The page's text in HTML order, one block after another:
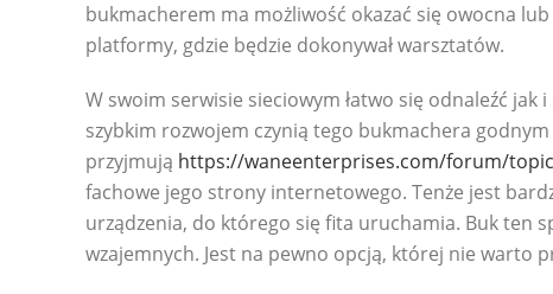
bukmacherem ma możliwość okazać się owocna
platformy, gdzie będzie dokonywał warsztatów.
W swoim serwisie sieciowym łatwo się odnaleźć
szybkim rozwojem czynią tego bukmachera
przyjmują https://waneenterprises.com/forum/
fachowe jego strony internetowego. Tenże jest
urządzenia, do którego się fita uruchamia. Buk ten
wzajemnych. Jest na pewno opcją, której nie warto